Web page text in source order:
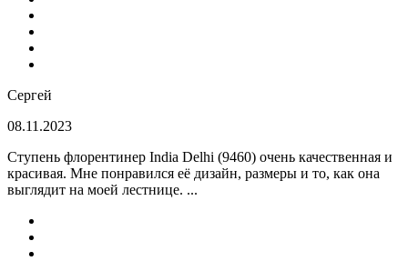
Сергей
08.11.2023
Ступень флорентинер India Delhi (9460) очень качественная и
красивая. Мне понравился её дизайн, размеры и то, как она
выглядит на моей лестнице. ...